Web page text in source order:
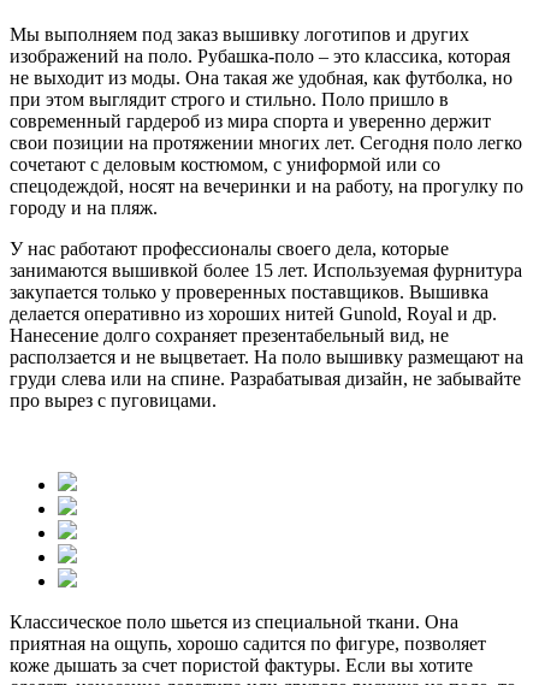
Мы выполняем под заказ вышивку логотипов и других
изображений на поло. Рубашка-поло – это классика, которая
не выходит из моды. Она такая же удобная, как футболка, но
при этом выглядит строго и стильно. Поло пришло в
современный гардероб из мира спорта и уверенно держит
свои позиции на протяжении многих лет. Сегодня поло легко
сочетают с деловым костюмом, с униформой или со
спецодеждой, носят на вечеринки и на работу, на прогулку по
городу и на пляж.
У нас работают профессионалы своего дела, которые
занимаются вышивкой более 15 лет. Используемая фурнитура
закупается только у проверенных поставщиков. Вышивка
делается оперативно из хороших нитей Gunold, Royal и др.
Нанесение долго сохраняет презентабельный вид, не
расползается и не выцветает. На поло вышивку размещают на
груди слева или на спине. Разрабатывая дизайн, не забывайте
про вырез с пуговицами.
Классическое поло шьется из специальной ткани. Она
приятная на ощупь, хорошо садится по фигуре, позволяет
коже дышать за счет пористой фактуры. Если вы хотите